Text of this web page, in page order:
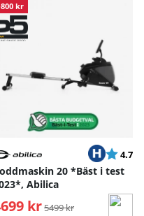
kr
Betyg:
4.7
20 *Bäst i test
Abilica
kr Ordinarie pris:
5499 kr